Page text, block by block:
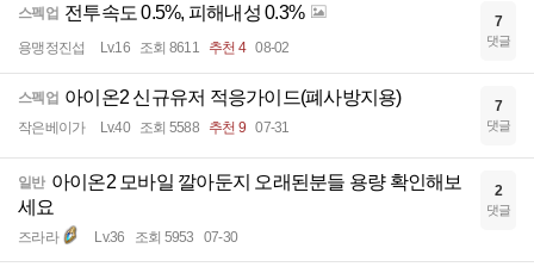
스펙업 전투속도 0.5%, 피해내성 0.3%
용맹정진섭 Lv.16 조회 8611 추천 4 08-02
7
댓글
스펙업 아이온2 신규유저 적응가이드(폐사방지용)
작은베이가 Lv.40 조회 5588 추천 9 07-31
7
댓글
일반 아이온2 모바일 깔아둔지 오래된분들 용량 확인해보
세요
즈라라 Lv.36 조회 5953 07-30
2
댓글